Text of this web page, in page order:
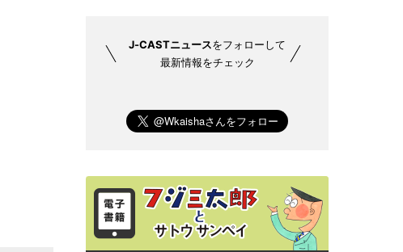
J-CASTニュースをフォローして
最新情報をチェック